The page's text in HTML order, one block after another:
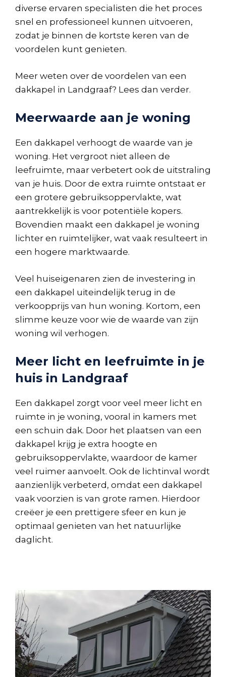
diverse ervaren specialisten die het proces
snel en professioneel kunnen uitvoeren,
zodat je binnen de kortste keren van de
voordelen kunt genieten.
Meer weten over de voordelen van een
dakkapel in Landgraaf? Lees dan verder.
Meerwaarde aan je woning
Een dakkapel verhoogt de waarde van je
woning. Het vergroot niet alleen de
leefruimte, maar verbetert ook de uitstraling
van je huis. Door de extra ruimte ontstaat er
een grotere gebruiksoppervlakte, wat
aantrekkelijk is voor potentiële kopers.
Bovendien maakt een dakkapel je woning
lichter en ruimtelijker, wat vaak resulteert in
een hogere marktwaarde.
Veel huiseigenaren zien de investering in
een dakkapel uiteindelijk terug in de
verkoopprijs van hun woning. Kortom, een
slimme keuze voor wie de waarde van zijn
woning wil verhogen.
Meer licht en leefruimte in je
huis in Landgraaf
Een dakkapel zorgt voor veel meer licht en
ruimte in je woning, vooral in kamers met
een schuin dak. Door het plaatsen van een
dakkapel krijg je extra hoogte en
gebruiksoppervlakte, waardoor de kamer
veel ruimer aanvoelt. Ook de lichtinval wordt
aanzienlijk verbeterd, omdat een dakkapel
vaak voorzien is van grote ramen. Hierdoor
creëer je een prettigere sfeer en kun je
optimaal genieten van het natuurlijke
daglicht.